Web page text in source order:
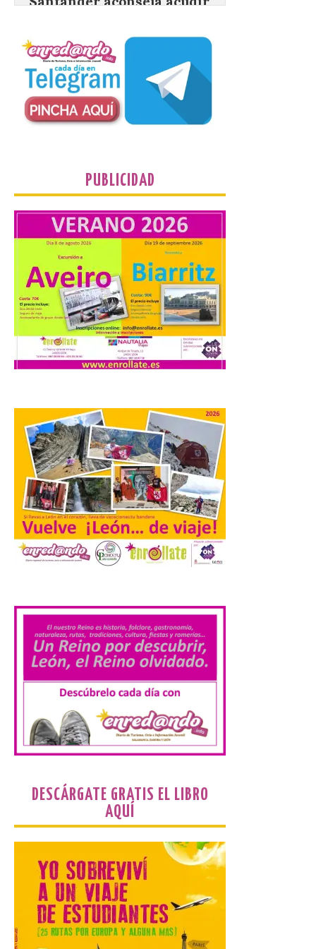
El TUS cuenta con líneas
que llegan a la zona en
puntos como el faro de
Cabo Mayor, Cueto,
Corbanera o Ciriego y
Turismo de Extremadura
impulsa nuevas
iniciativas relacionadas
con el trío de eclipses para
afianzar a Extremadura
como referente en
astroturismo
8 Ago 2026
Extremadura cuenta con
contaminación lumínica
de Europa, un recurso
natural que permite disfrutar de
actividades de astroturismo durante todo
el año. La Dirección General de Turismo
ha puesto en marcha diversas iniciativas
relacionadas […]
Cabárceno prepara tres
enclaves privilegiados
desde los que divisar el
8 Ago 2026
El parque amplía su
transportes y la
hostelería. En Alto
Campoo continuará la
programación musical de Estación
Sonora. Peña Cabarga, elegido lugar
preferente en la comunidad autónoma,
contará con un dispositivo especial de
Gijon prohíbe el baño en
San Lorenzo, Poniente y
Arbeyal el día del eclipse a
partir de las 19.00 horas.
8 Ago 2026
Incide en que el eclipse se
PUBLICIDAD
DESCÁRGATE GRATIS EL LIBRO
AQUÍ